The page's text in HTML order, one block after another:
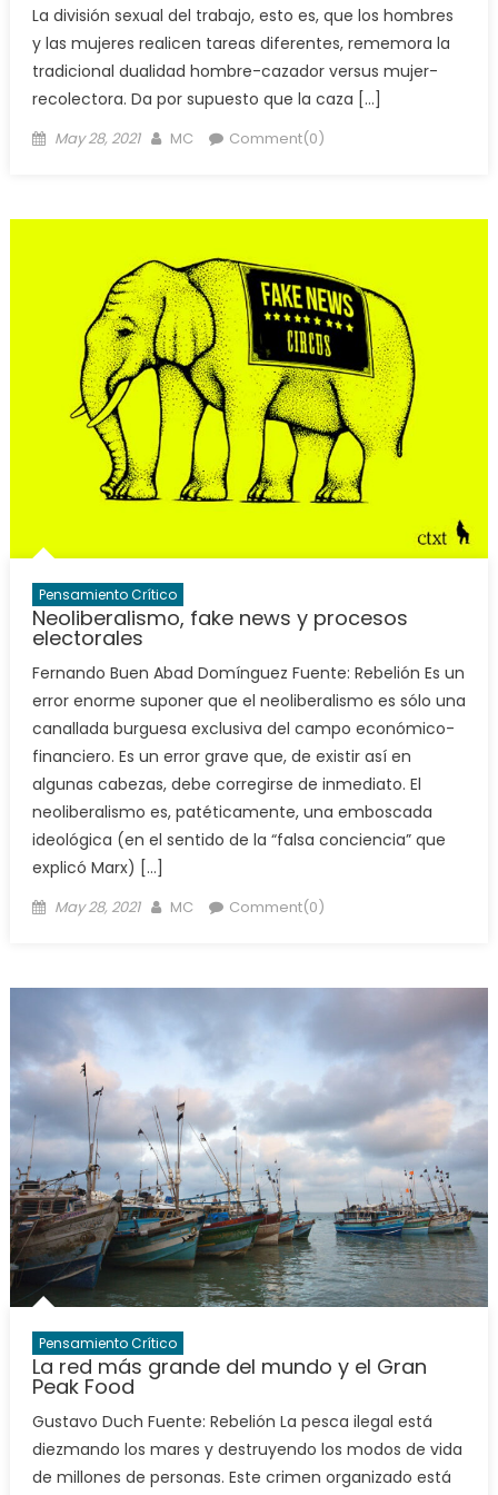
La división sexual del trabajo, esto es, que los hombres
y las mujeres realicen tareas diferentes, rememora la
tradicional dualidad hombre-cazador versus mujer-
recolectora. Da por supuesto que la caza […]
Posted
May 28, 2021 Author
MC Comment(0)
Pensamiento Crítico
Neoliberalismo, fake news y procesos
electorales
Fernando Buen Abad Domínguez Fuente: Rebelión Es un
error enorme suponer que el neoliberalismo es sólo una
canallada burguesa exclusiva del campo económico-
financiero. Es un error grave que, de existir así en
algunas cabezas, debe corregirse de inmediato. El
neoliberalismo es, patéticamente, una emboscada
ideológica (en el sentido de la “falsa conciencia” que
explicó Marx) […]
Posted
May 28, 2021 Author
MC Comment(0)
Pensamiento Crítico
La red más grande del mundo y el Gran
Peak Food
Gustavo Duch Fuente: Rebelión La pesca ilegal está
diezmando los mares y destruyendo los modos de vida
de millones de personas. Este crimen organizado está